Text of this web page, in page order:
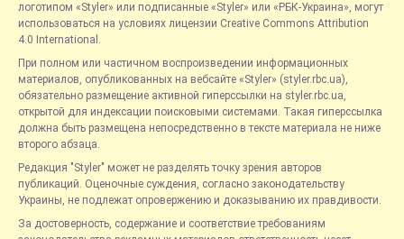
логотипом «Styler» или подписанные «Styler» или «РБК-Украина», могут
использоваться на условиях лицензии Creative Commons Attribution
4.0 International.
При полном или частичном воспроизведении информационных
материалов, опубликованных на вебсайте «Styler» (styler.rbc.ua),
обязательно размещение активной гиперссылки на styler.rbc.ua,
открытой для индексации поисковыми системами. Такая гиперссылка
должна быть размещена непосредственно в тексте материала не ниже
второго абзаца.
Редакция "Styler" может не разделять точку зрения авторов
публикаций. Оценочные суждения, согласно законодательству
Украины, не подлежат опровержению и доказыванию их правдивости.
За достоверность, содержание и соответствие требованиям